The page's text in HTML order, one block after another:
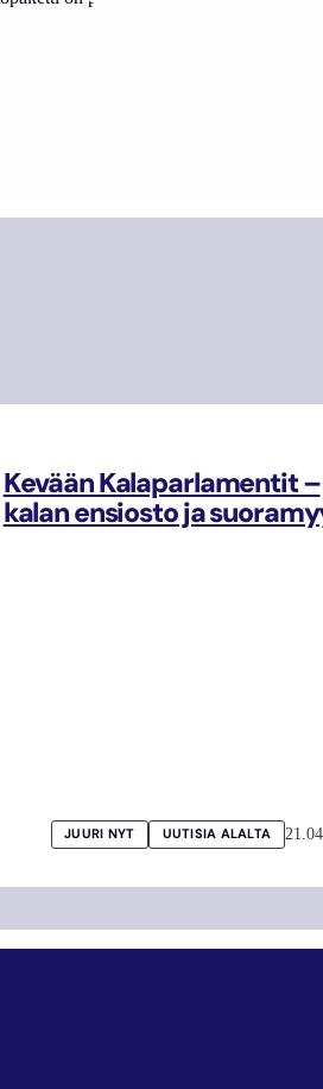
Kevään Kalaparlamentit –
kalan ensiosto ja
JUURI NYT UUTISIA ALALTA